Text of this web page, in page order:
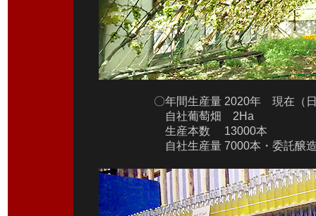
〇年間生産量 2020年 現在（
自社葡萄畑 2Ha
生産本数 13000本
自社生産量 7000本・委託醸